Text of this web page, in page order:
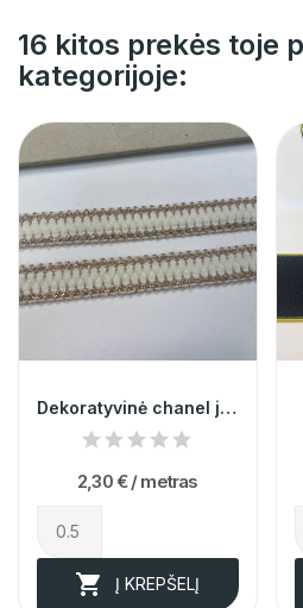
16 kitos prekės toje
kategorijoje:
Dekoratyvinė chanel juostelė pieno 013733
2,30 € / metras
 Į KREPŠELĮ